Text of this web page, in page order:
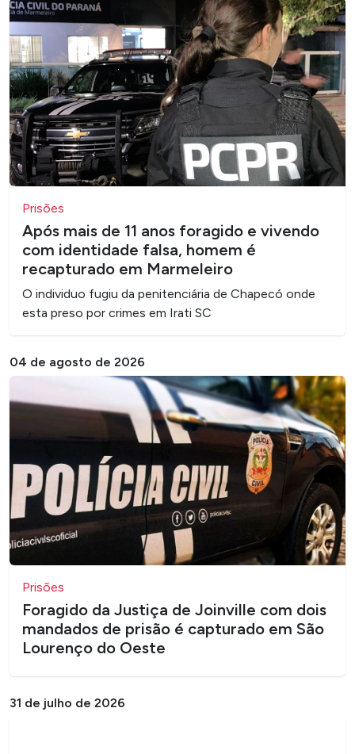
Prisões
Após mais de 11 anos foragido e vivendo
com identidade falsa, homem é
recapturado em Marmeleiro
O individuo fugiu da penitenciária de Chapecó onde
esta preso por crimes em Irati SC
04 de agosto de 2026
Prisões
Foragido da Justiça de Joinville com dois
mandados de prisão é capturado em São
Lourenço do Oeste
31 de julho de 2026